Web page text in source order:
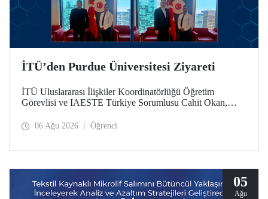
İTÜ’den Purdue Üniversitesi Ziyareti
İTÜ Uluslararası İlişkiler Koordinatörlüğü Öğretim
Görevlisi ve IAESTE Türkiye Sorumlusu Cahit Okan,
Temmuz tarihlerinde ABD’de dünyanın önde gelen
06 Ağu 2026 Öğrenci
05
Ağu